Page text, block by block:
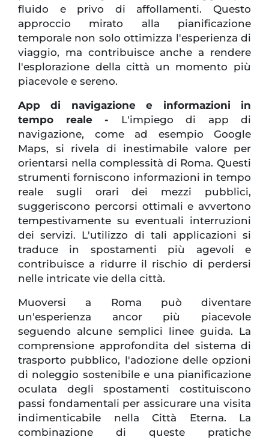
fluido e privo di affollamenti. Questo
approccio mirato alla pianificazione
temporale non solo ottimizza l'esperienza di
viaggio, ma contribuisce anche a rendere
l'esplorazione della città un momento più
piacevole e sereno.
App di navigazione e informazioni in
tempo reale - L'impiego di app di
navigazione, come ad esempio Google
Maps, si rivela di inestimabile valore per
orientarsi nella complessità di Roma. Questi
strumenti forniscono informazioni in tempo
reale sugli orari dei mezzi pubblici,
suggeriscono percorsi ottimali e avvertono
tempestivamente su eventuali interruzioni
dei servizi. L'utilizzo di tali applicazioni si
traduce in spostamenti più agevoli e
contribuisce a ridurre il rischio di perdersi
nelle intricate vie della città.
Muoversi a Roma può diventare
un'esperienza ancor più piacevole
seguendo alcune semplici linee guida. La
comprensione approfondita del sistema di
trasporto pubblico, l'adozione delle opzioni
di noleggio sostenibile e una pianificazione
oculata degli spostamenti costituiscono
passi fondamentali per assicurare una visita
indimenticabile nella Città Eterna. La
combinazione di queste pratiche